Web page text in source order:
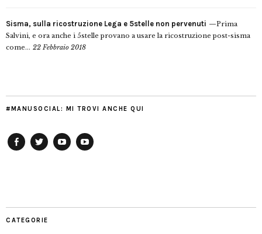
Sisma, sulla ricostruzione Lega e 5stelle non pervenuti
Prima
Salvini, e ora anche i 5stelle provano a usare la ricostruzione post-sisma
come... 22 Febbraio 2018
#MANUSOCIAL: MI TROVI ANCHE QUI
CATEGORIE